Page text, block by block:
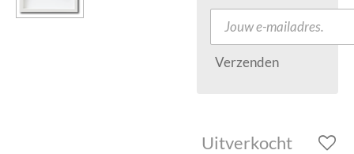
Verzenden
Uitverkocht